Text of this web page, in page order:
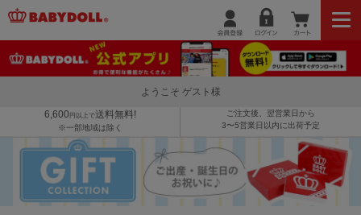
ようこそ ゲスト様
6,600 円以上で送料無料!
※一部地域は除く
ご注文後、翌営業日から
3〜5営業日以内に出荷予定